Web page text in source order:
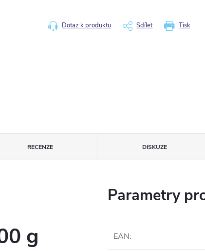
cena:
Tisk
Dotaz k produktu Sdílet
RECENZE DISKUZE
g
Parametry
EAN: